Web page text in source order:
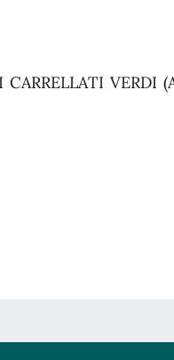
VERDI